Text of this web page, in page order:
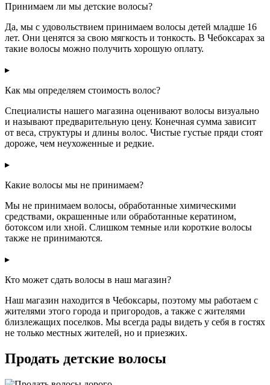
Принимаем ли мы детские волосы?
Да, мы с удовольствием принимаем волосы детей младше 16
лет. Они ценятся за свою мягкость и тонкость. В Чебоксарах за
такие волосы можно получить хорошую оплату.
▸
Как мы определяем стоимость волос?
Специалисты нашего магазина оценивают волосы визуально
и называют предварительную цену. Конечная сумма зависит
от веса, структуры и длины волос. Чистые густые пряди стоят
дороже, чем неухоженные и редкие.
▸
Какие волосы мы не принимаем?
Мы не принимаем волосы, обработанные химическими
средствами, окрашенные или обработанные кератином,
ботоксом или хной. Слишком темные или короткие волосы
также не принимаются.
▸
Кто может сдать волосы в наш магазин?
Наш магазин находится в Чебоксары, поэтому мы работаем с
жителями этого города и пригородов, а также с жителями
близлежащих поселков. Мы всегда рады видеть у себя в гостях
не только местных жителей, но и приезжих.
Продать детские волосы